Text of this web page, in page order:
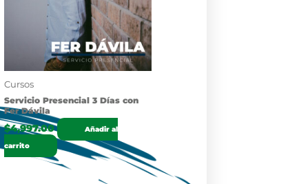
Cursos
Servicio Presencial 3 Días con
Fer Dávila
$4,997.00
Añadir al
carrito